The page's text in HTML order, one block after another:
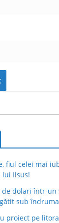
fiul celei mai
lui Iisus!
de dolari într-
sub
proiect pe